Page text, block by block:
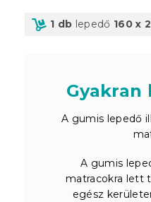
1 db lepedő 160 x
Gyakran
A gumis lepedő
A gumis
matracokra lett
egész